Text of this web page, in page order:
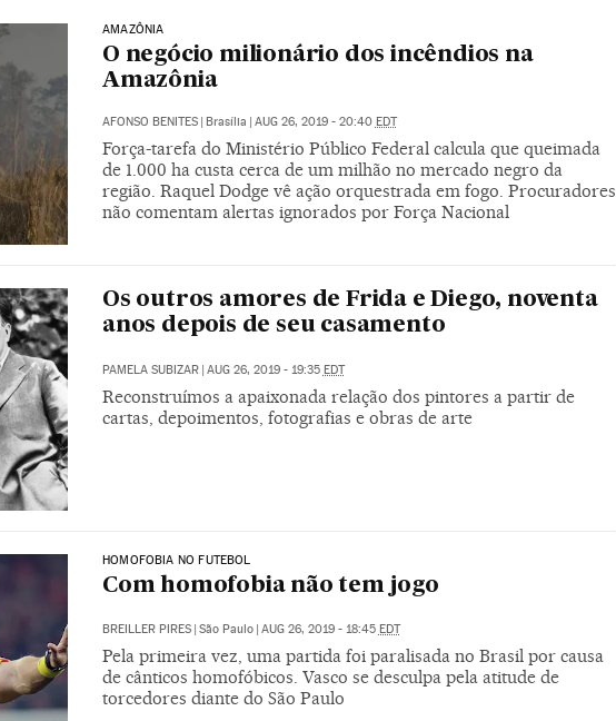
AMAZÔNIA
O negócio milionário dos incêndios na
Amazônia
AFONSO BENITES | Brasília | AUG 26, 2019 - 20:40 EDT
Força-tarefa do Ministério Público Federal calcula que queimada
de 1.000 ha custa cerca de um milhão no mercado negro da
região. Raquel Dodge vê ação orquestrada em fogo. Procuradores
não comentam alertas ignorados por Força Nacional
Os outros amores de Frida e Diego, noventa
anos depois de seu casamento
PAMELA SUBIZAR | AUG 26, 2019 - 19:35 EDT
Reconstruímos a apaixonada relação dos pintores a partir de
cartas, depoimentos, fotografias e obras de arte
HOMOFOBIA NO FUTEBOL
Com homofobia não tem jogo
BREILLER PIRES | São Paulo | AUG 26, 2019 - 18:45 EDT
Pela primeira vez, uma partida foi paralisada no Brasil por causa
de cânticos homofóbicos. Vasco se desculpa pela atitude de
torcedores diante do São Paulo